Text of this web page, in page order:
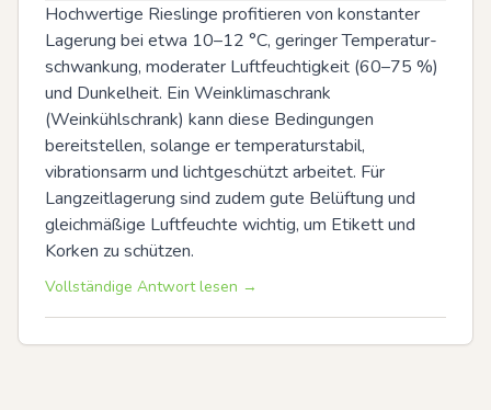
Hochwertige Rieslinge profitieren von konstanter
Lagerung bei etwa 10–12 °C, geringer Temperatur­
schwankung, moderater Luftfeuchtigkeit (60–75 %)
und Dunkelheit. Ein Weinklimaschrank
(Weinkühlschrank) kann diese Bedingungen
bereitstellen, solange er temperaturstabil,
vibrationsarm und lichtgeschützt arbeitet. Für
Langzeitlagerung sind zudem gute Belüftung und
gleichmäßige Luftfeuchte wichtig, um Etikett und
Korken zu schützen.
Vollständige Antwort lesen →